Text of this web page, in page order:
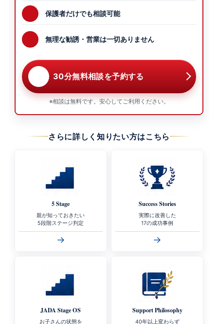
保護者だけでも相談可能
無理な勧誘・営業は一切ありません
30分無料相談を予約する
※相談は無料です。安心してご利用ください。
さらに詳しく知りたい方はこちら
5 Stage
親が知っておきたい
5段階ステージ判定
→
Success Stories
実際に改善した
17の成功事例
→
JADA Stage OS
お子さんの状態を
Support Philosophy
40年以上変わらず